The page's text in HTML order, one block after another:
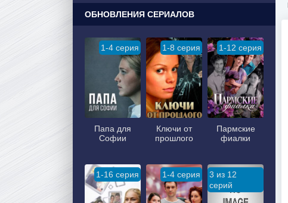
ОБНОВЛЕНИЯ СЕРИАЛОВ
1-4 серия
Папа для
Софии
1-8 серия
Ключи от
прошлого
1-12 серия
Пармские
фиалки
1-16 серия 1-4 серия
3 из 12
серий